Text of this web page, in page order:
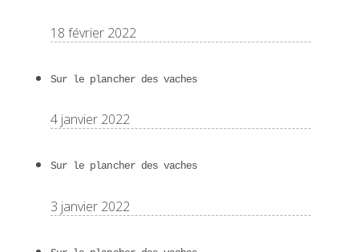
18 février 2022
Sur le plancher des vaches
4 janvier 2022
Sur le plancher des vaches
3 janvier 2022